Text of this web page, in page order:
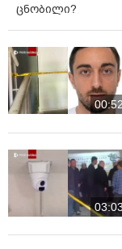
ცნობილი?
00:52
03:03